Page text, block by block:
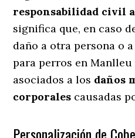
responsabilidad civil
significa que, en caso
daño a otra persona o
para perros en
asociados a los daños
corporales causadas
Personalización de